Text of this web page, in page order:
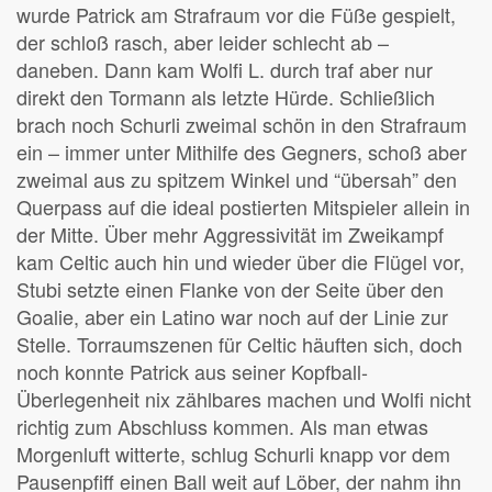
wurde Patrick am Strafraum vor die Füße gespielt,
der schloß rasch, aber leider schlecht ab –
daneben. Dann kam Wolfi L. durch traf aber nur
direkt den Tormann als letzte Hürde. Schließlich
brach noch Schurli zweimal schön in den Strafraum
ein – immer unter Mithilfe des Gegners, schoß aber
zweimal aus zu spitzem Winkel und “übersah” den
Querpass auf die ideal postierten Mitspieler allein in
der Mitte. Über mehr Aggressivität im Zweikampf
kam Celtic auch hin und wieder über die Flügel vor,
Stubi setzte einen Flanke von der Seite über den
Goalie, aber ein Latino war noch auf der Linie zur
Stelle. Torraumszenen für Celtic häuften sich, doch
noch konnte Patrick aus seiner Kopfball-
Überlegenheit nix zählbares machen und Wolfi nicht
richtig zum Abschluss kommen. Als man etwas
Morgenluft witterte, schlug Schurli knapp vor dem
Pausenpfiff einen Ball weit auf Löber, der nahm ihn